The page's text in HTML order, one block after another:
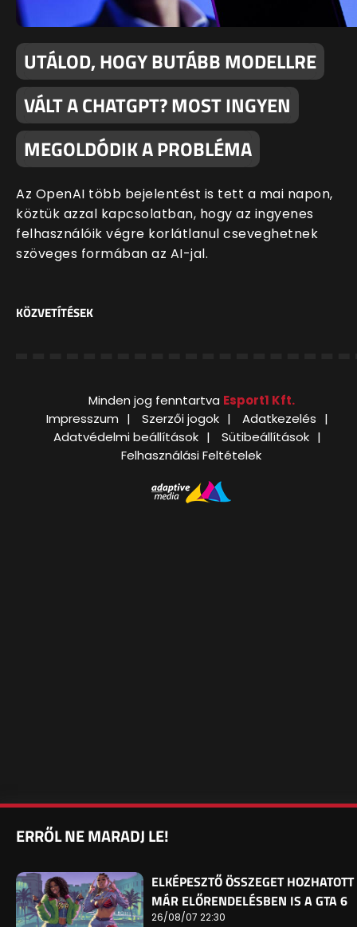
UTÁLOD, HOGY BUTÁBB MODELLRE
VÁLT A CHATGPT? MOST INGYEN
MEGOLDÓDIK A PROBLÉMA
Az OpenAI több bejelentést is tett a mai napon,
köztük azzal kapcsolatban, hogy az ingyenes
felhasználóik végre korlátlanul cseveghetnek
szöveges formában az AI-jal.
KÖZVETÍTÉSEK
Minden jog fenntartva Esport1 Kft.
Impresszum
Szerzői jogok
Adatkezelés
Adatvédelmi beállítások
Sütibeállítások
Felhasználási Feltételek
ERRŐL NE MARADJ LE!
ELKÉPESZTŐ ÖSSZEGET HOZHATOTT
MÁR ELŐRENDELÉSBEN IS A GTA 6
26/08/07 22:30